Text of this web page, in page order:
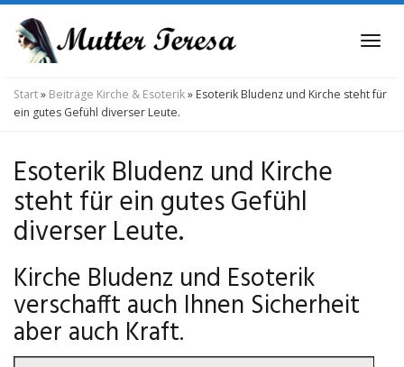
Skip
main
content
Start» Beiträge Kirche & Esoterik» Esoterik Bludenz und Kirche steht für
ein gutes Gefühl diverser Leute.
Esoterik Bludenz und Kirche
steht für ein gutes Gefühl
diverser Leute.
Kirche Bludenz und Esoterik
verschafft auch Ihnen Sicherheit
aber auch Kraft.